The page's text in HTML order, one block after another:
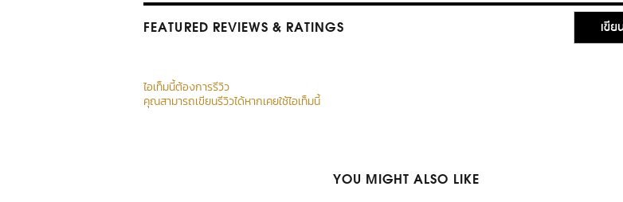
FEATURED REVIEWS & RATINGS เขีย
ไอเท็มนี้ต้องการรีวิว
คุณสามารถเขียนรีวิวได้หากเคยใช้ไอเท็มนี้
YOU MIGHT ALSO LIKE